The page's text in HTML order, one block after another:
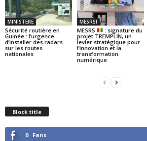
MINISTERE
Sécurité routière en
Guinée : l’urgence
d’installer des radars
sur les routes
nationales
MESRSI
MESRS
: signature du
projet TREMPLIN, un
levier stratégique pour
l’innovation et la
transformation
numérique
Block title
0 Fans